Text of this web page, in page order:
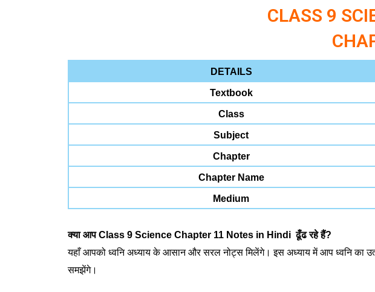
CLASS 9
DETAILS
Textbook
Class
Subject
Chapter
Chapter Name
Medium
क्या आप Class 9 Science Chapter 11 Notes in Hindi ढूँढ रहे हैं?
यहाँ आपको ध्वनि अध्याय के आसान और सरल नोट्स मिलेंगे। इस अध्याय में आप ध्वनि का
समझेंगे।